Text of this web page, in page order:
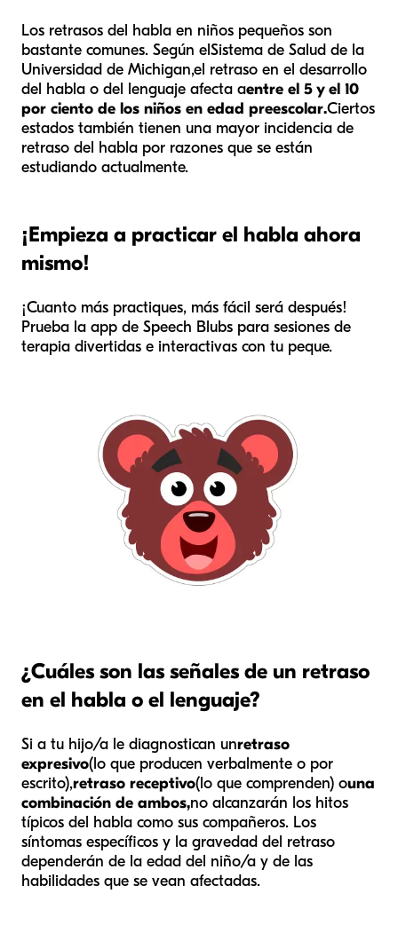
Los retrasos del habla en niños pequeños son
bastante comunes. Según elSistema de Salud de la
Universidad de Michigan,el retraso en el desarrollo
del habla o del lenguaje afecta aentre el 5 y el 10
por ciento de los niños en edad preescolar.Ciertos
estados también tienen una mayor incidencia de
retraso del habla por razones que se están
estudiando actualmente.
¡Empieza a practicar el habla ahora
mismo!
¡Cuanto más practiques, más fácil será después!
Prueba la app de Speech Blubs para sesiones de
terapia divertidas e interactivas con tu peque.
¿Cuáles son las señales de un retraso
en el habla o el lenguaje?
Si a tu hijo/a le diagnostican unretraso
expresivo(lo que producen verbalmente o por
escrito),retraso receptivo(lo que comprenden) ouna
combinación de ambos,no alcanzarán los hitos
típicos del habla como sus compañeros. Los
síntomas específicos y la gravedad del retraso
dependerán de la edad del niño/a y de las
habilidades que se vean afectadas.